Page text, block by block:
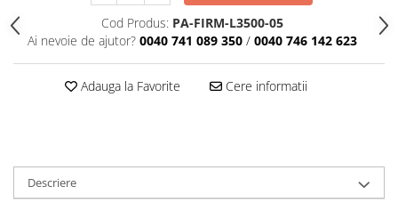
Cod Produs: PA-FIRM-L3500-05
Ai nevoie de ajutor? 0040 741 089 350 / 0040 746 142 623
Adauga la Favorite Cere informatii
Descriere